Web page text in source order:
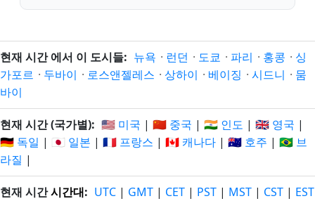
현재 시간 에서 이 도시들: 뉴욕 · 런던 · 도쿄 · 파리 · 홍콩 · 싱
가포르 · 두바이 · 로스앤젤레스 · 상하이 · 베이징 · 시드니 · 뭄
바이
현재 시간 (국가별): 🇺🇸 미국 | 🇨🇳 중국 | 🇮🇳 인도 | 🇬🇧 영국 |
🇩🇪 독일 | 🇯🇵 일본 | 🇫🇷 프랑스 | 🇨🇦 캐나다 | 🇦🇺 호주 | 🇧🇷 브
라질 |
현재 시간시간대: UTC | GMT | CET | PST | MST | CST | EST